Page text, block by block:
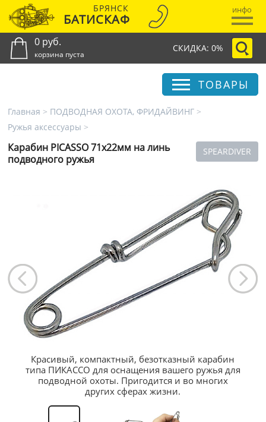
БРЯНСК
БАТИСКАФ
инфо
0 руб.
корзина пуста
СКИДКА: 0%
ТОВАРЫ
Главная > ПОДВОДНАЯ ОХОТА, ФРИДАЙВИНГ >
Ружья аксессуары >
SPEARDIVER
Карабин PICASSO 71х22мм на линь
подводного ружья
Красивый, компактный, безотказный карабин
типа ПИКАССО для оснащения вашего ружья для
подводной охоты. Пригодится и во многих
других сферах жизни.